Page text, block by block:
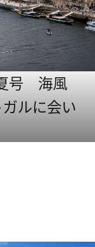
号 海風
ルに会い